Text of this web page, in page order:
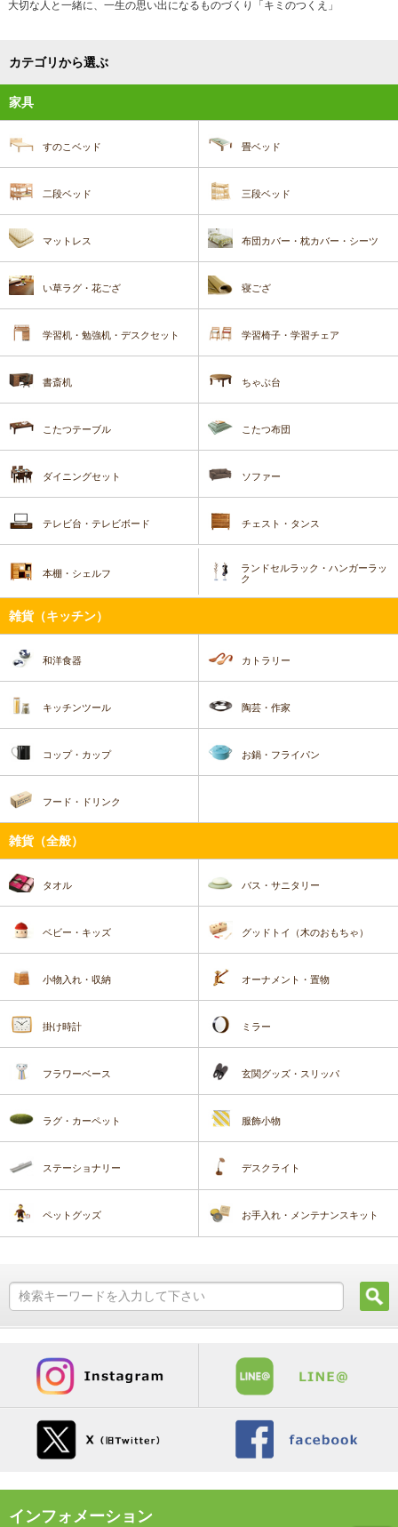
大切な人と一緒に、一生の思い出になるものづくり「キミのつくえ」
カテゴリから選ぶ
家具
すのこベッド 畳ベッド
二段ベッド 三段ベッド
マットレス 布団カバー・枕カバー・シーツ
い草ラグ・花ござ 寝ござ
学習机・勉強机・デスクセット 学習椅子・学習チェア
書斎机 ちゃぶ台
こたつテーブル こたつ布団
ダイニングセット ソファー
テレビ台・テレビボード チェスト・タンス
本棚・シェルフ
ランドセルラック・ハンガーラッ
ク
雑貨（キッチン）
和洋食器 カトラリー
キッチンツール 陶芸・作家
コップ・カップ お鍋・フライパン
フード・ドリンク
雑貨（全般）
タオル バス・サニタリー
ベビー・キッズ グッドトイ（木のおもちゃ）
小物入れ・収納 オーナメント・置物
掛け時計 ミラー
フラワーベース 玄関グッズ・スリッパ
ラグ・カーペット 服飾小物
ステーショナリー デスクライト
ペットグッズ お手入れ・メンテナンスキット
インフォメーション